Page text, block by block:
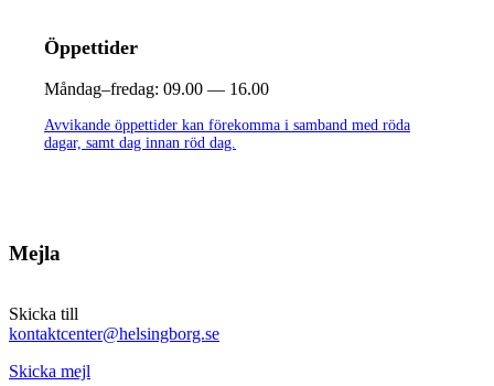
Öppettider
Måndag–fredag: 09.00 — 16.00
Avvikande öppettider kan förekomma i samband med röda
dagar, samt dag innan röd dag.
Mejla
Skicka till
kontaktcenter@helsingborg.se
Skicka mejl